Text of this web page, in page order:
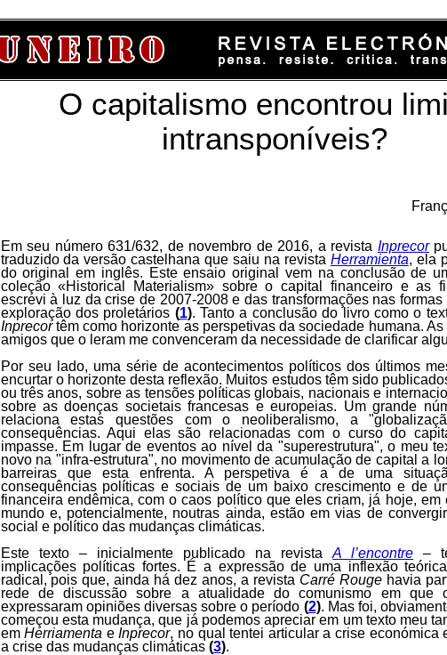
O capitalismo encontrou
intransponíveis?
Em seu número 631/632, de novembro de 2016, a revista Inprecor
traduzido da versão castelhana que saiu na revista Herramienta, ela
do original em inglês. Este ensaio original vem na conclusão de
coleção «Historical Materialism» sobre o capital financeiro e as
escrevi à luz da crise de 2007-2008 e das transformações nas
exploração dos proletários (1). Tanto a conclusão do livro como o
Inprecortêm como horizonte as perspetivas da sociedade humana.
amigos que o leram me convenceram da necessidade de clarificar
Por seu lado, uma série de acontecimentos políticos dos últimos
encurtar o horizonte desta reflexão. Muitos estudos têm sido
ou três anos, sobre as tensões políticas globais, nacionais e
sobre as doenças societais francesas e europeias. Um grande
relaciona estas questões com o neoliberalismo, a
consequências. Aqui elas são relacionadas com o curso do
impasse. Em lugar de eventos ao nível da "superestrutura", o meu
novo na "infra-estrutura", no movimento de acumulação de capital a
barreiras que esta enfrenta. A perspetiva é a de uma
consequências políticas e sociais de um baixo crescimento e de
financeira endêmica, com o caos político que eles criam, já hoje, em
mundo e, potencialmente, noutras ainda, estão em vias de
social e político das mudanças climáticas.
Este texto – inicialmente publicado na revistaA l’encontre –
implicações políticas fortes. É a expressão de uma inflexão
radical, pois que, ainda há dez anos, a revista Carré Rougehavia
rede de discussão sobre a atualidade do comunismo em que
expressaram opiniões diversas sobre o período (2). Mas foi,
começou esta mudança, que já podemos apreciar em um texto meu
emHerriamenta eInprecor, no qual tentei articular a crise económica
a crise das mudanças climáticas (3).